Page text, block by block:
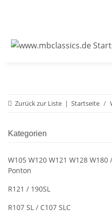
Zurück zur Liste Startseite
Kategorien
W105 W120 W121 W128 W180 /
Ponton
R121 / 190SL
R107 SL / C107 SLC